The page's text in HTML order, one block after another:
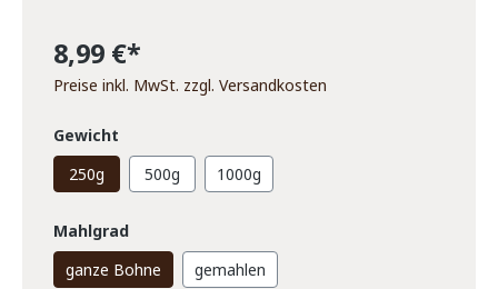
8,99 €*
Preise inkl. MwSt. zzgl. Versandkosten
Gewicht
250g
500g 1000g
Mahlgrad
ganze Bohne
gemahlen